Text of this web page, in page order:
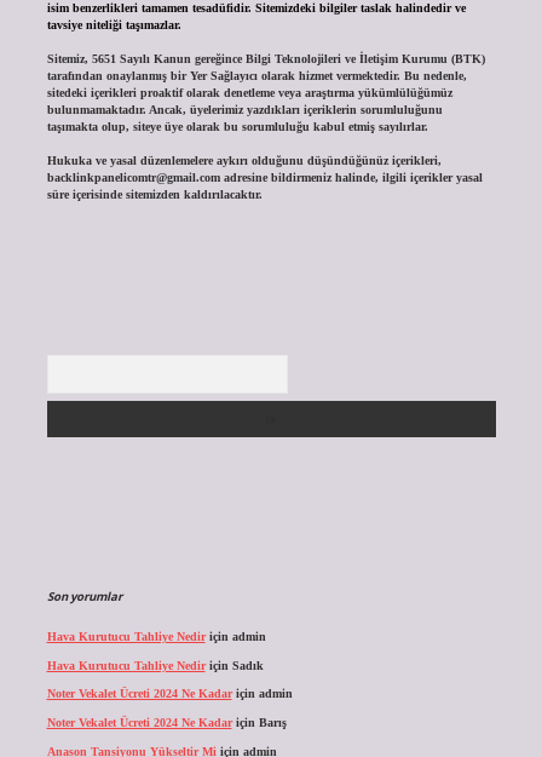
isim benzerlikleri tamamen tesadüfidir. Sitemizdeki bilgiler taslak halindedir ve
tavsiye niteliği taşımazlar.
Sitemiz, 5651 Sayılı Kanun gereğince Bilgi Teknolojileri ve İletişim Kurumu (BTK)
tarafından onaylanmış bir Yer Sağlayıcı olarak hizmet vermektedir. Bu nedenle,
sitedeki içerikleri proaktif olarak denetleme veya araştırma yükümlülüğümüz
bulunmamaktadır. Ancak, üyelerimiz yazdıkları içeriklerin sorumluluğunu
taşımakta olup, siteye üye olarak bu sorumluluğu kabul etmiş sayılırlar.
Hukuka ve yasal düzenlemelere aykırı olduğunu düşündüğünüz içerikleri,
backlinkpanelicomtr@gmail.comadresine bildirmeniz halinde, ilgili içerikler yasal
süre içerisinde sitemizden kaldırılacaktır.
Son yorumlar
Hava Kurutucu Tahliye Nediriçin admin
Hava Kurutucu Tahliye Nediriçin Sadık
Noter Vekalet Ücreti 2024 Ne Kadariçin admin
Noter Vekalet Ücreti 2024 Ne Kadariçin Barış
Anason Tansiyonu Yükseltir Mi için admin